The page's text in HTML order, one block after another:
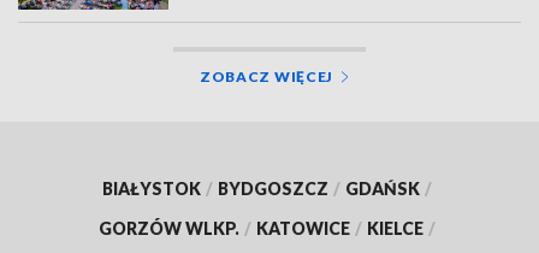
ZOBACZ WIĘCEJ
BIAŁYSTOK / BYDGOSZCZ / GDAŃSK /
GORZÓW WLKP. / KATOWICE / KIELCE /